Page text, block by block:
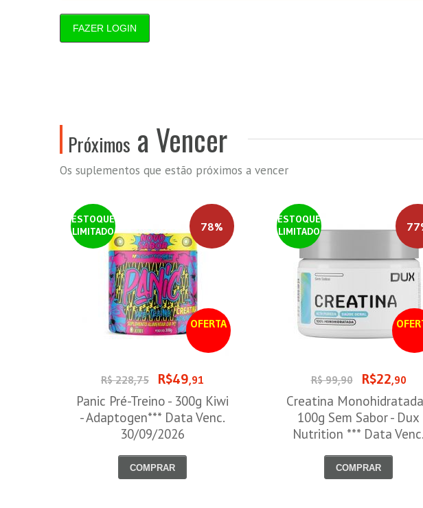
FAZER LOGIN
Próximos a Vencer
Os suplementos que estão próximos a vencer
ESTOQUE
LIMITADO
OFERTA
78%
R$ 228,75 R$49,91
Panic Pré-Treino - 300g Kiwi
- Adaptogen*** Data Venc.
30/09/2026
COMPRAR
ESTOQUE
LIMITADO
R$ 99,90 R$22,90
Creatina
100g Sem Sabor - Dux
Nutrition *** Data Venc.
COMPRAR